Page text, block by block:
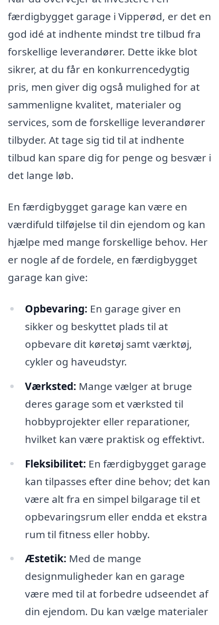
færdigbygget garage i Vipperød, er det en
god idé at indhente mindst tre tilbud fra
forskellige leverandører. Dette ikke blot
sikrer, at du får en konkurrencedygtig
pris, men giver dig også mulighed for at
sammenligne kvalitet, materialer og
services, som de forskellige leverandører
tilbyder. At tage sig tid til at indhente
tilbud kan spare dig for penge og besvær i
det lange løb.
En færdigbygget garage kan være en
værdifuld tilføjelse til din ejendom og kan
hjælpe med mange forskellige behov. Her
er nogle af de fordele, en færdigbygget
garage kan give:
Opbevaring: En garage giver en
sikker og beskyttet plads til at
opbevare dit køretøj samt værktøj,
cykler og haveudstyr.
Værksted: Mange vælger at bruge
deres garage som et værksted til
hobbyprojekter eller reparationer,
hvilket kan være praktisk og effektivt.
Fleksibilitet: En færdigbygget garage
kan tilpasses efter dine behov; det kan
være alt fra en simpel bilgarage til et
opbevaringsrum eller endda et ekstra
rum til fitness eller hobby.
Æstetik: Med de mange
designmuligheder kan en garage
være med til at forbedre udseendet af
din ejendom. Du kan vælge materialer